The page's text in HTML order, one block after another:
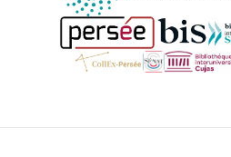
Menu